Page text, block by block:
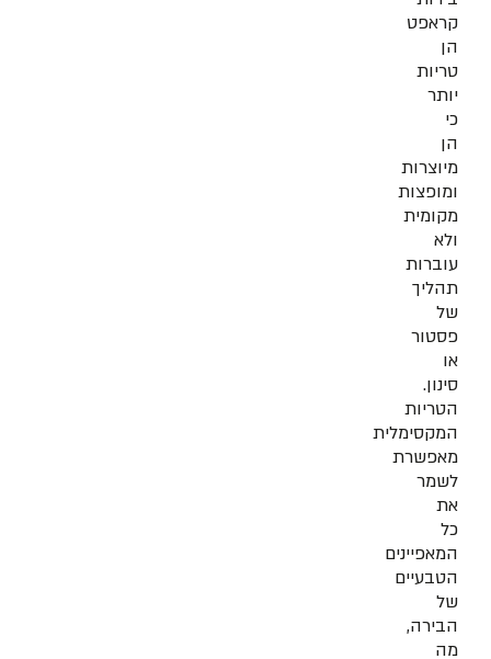
קראפט
הן
טריות
יותר
כי
הן
מיוצרות
ומופצות
מקומית
ולא
עוברות
תהליך
של
פסטור
או
סינון.
הטריות
המקסימלית
מאפשרת
לשמר
את
כל
המאפיינים
הטבעיים
של
הבירה,
מה